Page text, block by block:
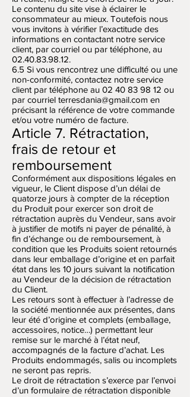
Le contenu du site vise à éclairer le
consommateur au mieux. Toutefois nous
vous invitons à vérifier l’exactitude des
informations en contactant notre service
client, par courriel ou par téléphone, au
02.40.83.98.12.
6.5 Si vous rencontrez une difficulté ou une
non-conformité, contactez notre service
client par téléphone au 02 40 83 98 12 ou
par courriel terresdania@gmail.com en
précisant la référence de votre commande
et/ou votre numéro de facture.
Article 7. Rétractation,
frais de retour et
remboursement
Conformément aux dispositions légales en
vigueur, le Client dispose d’un délai de
quatorze jours à compter de la réception
du Produit pour exercer son droit de
rétractation auprès du Vendeur, sans avoir
à justifier de motifs ni payer de pénalité, à
fin d’échange ou de remboursement, à
condition que les Produits soient retournés
dans leur emballage d’origine et en parfait
état dans les 10 jours suivant la notification
au Vendeur de la décision de rétractation
du Client.
Les retours sont à effectuer à l’adresse de
la société mentionnée aux présentes, dans
leur été d’origine et complets (emballage,
accessoires, notice…) permettant leur
remise sur le marché à l’état neuf,
accompagnés de la facture d’achat. Les
Produits endommagés, salis ou incomplets
ne seront pas repris.
Le droit de rétractation s’exerce par l’envoi
d’un formulaire de rétractation disponible